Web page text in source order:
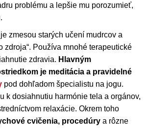
problému a lepšie mu porozumieť,
zmesou starých učení mudrcov a
zdroja“. Používa mnohé terapeutické
zdravia. Hlavným
je meditácia a pravidelné
pod dohľadom špecialistu na jogu.
k dosiahnutiu harmónie tela a orgánov,
relaxácie. Okrem toho
cvičenia, procedúry a rôzne